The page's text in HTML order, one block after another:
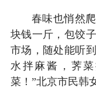
春味也悄然
块钱一斤，包饺
市场，随处能听
水拌麻酱，荠
菜！”北京市民韩